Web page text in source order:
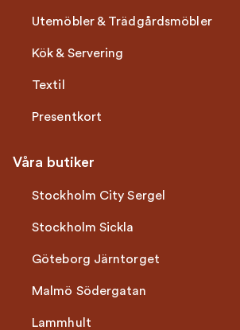
Utemöbler & Trädgårdsmöbler
Kök & Servering
Textil
Presentkort
Våra butiker
Stockholm City Sergel
Stockholm Sickla
Göteborg Järntorget
Malmö Södergatan
Lammhult